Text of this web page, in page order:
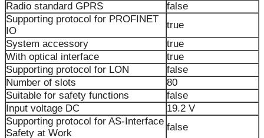
Radio standard GPRS
false
Supporting protocol for PROFINET
IO
true
System accessory
true
With optical interface
true
Supporting protocol for LON
false
Number of slots
80
Suitable for safety functions
false
Input voltage DC
19.2 V
Supporting protocol for AS-Interface
Safety at Work
false